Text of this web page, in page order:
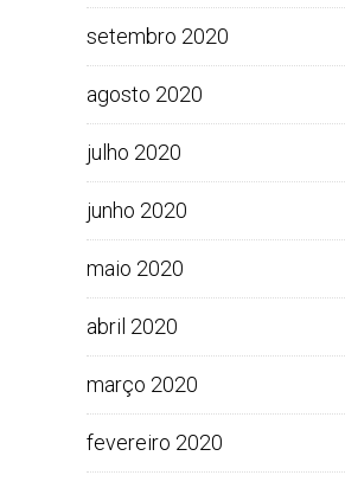
setembro 2020
agosto 2020
julho 2020
junho 2020
maio 2020
abril 2020
março 2020
fevereiro 2020